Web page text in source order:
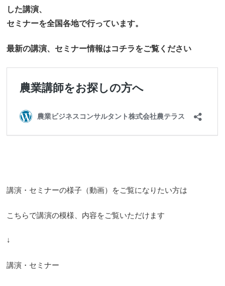
した講演、
セミナーを全国各地で行っています。
最新の講演、セミナー情報はコチラをご覧ください
講演・セミナーの様子（動画）をご覧になりたい方は
こちらで講演の模様、内容をご覧いただけます
↓
講演・セミナー